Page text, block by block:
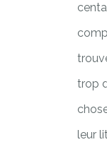
trop
leur